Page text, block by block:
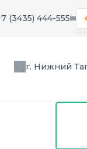
(3435) 444-555
г. Нижний
звонка